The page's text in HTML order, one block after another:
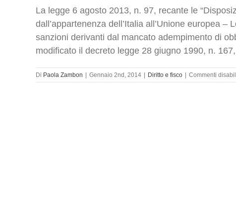
La legge 6 agosto 2013, n. 97, recante le
dall’appartenenza dell’Italia all’Unione europea
sanzioni derivanti dal mancato adempimento di
modificato il decreto legge 28 giugno 1990, n.
Di Paola Zambon | Gennaio 2nd, 2014 | Diritto e fisco | Commenti